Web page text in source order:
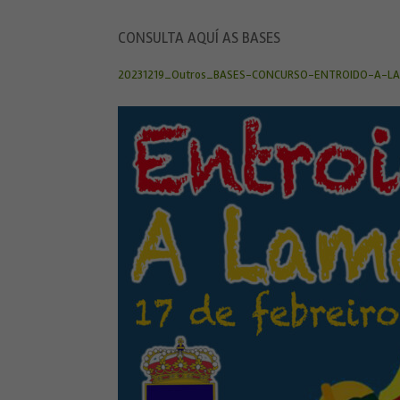
CONSULTA AQUÍ AS BASES
20231219_Outros_BASES-CONCURSO-ENTROIDO-A-